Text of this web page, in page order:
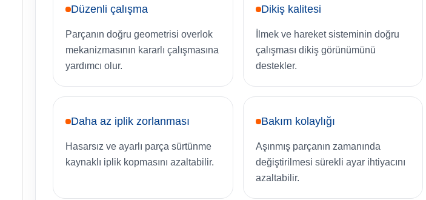
Düzenli çalışma
Parçanın doğru geometrisi overlok
mekanizmasının kararlı çalışmasına
yardımcı olur.
Dikiş kalitesi
İlmek ve hareket sisteminin doğru
çalışması dikiş görünümünü
destekler.
Daha az iplik zorlanması
Hasarsız ve ayarlı parça sürtünme
kaynaklı iplik kopmasını azaltabilir.
Bakım kolaylığı
Aşınmış parçanın zamanında
değiştirilmesi sürekli ayar ihtiyacını
azaltabilir.